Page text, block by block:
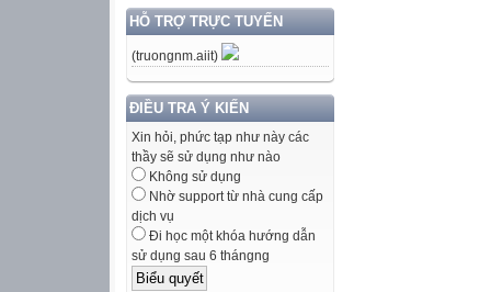
HỖ TRỢ TRỰC TUYẾN
(truongnm.aiit)
ĐIỀU TRA Ý KIẾN
Xin hỏi, phức tạp như này các
thầy sẽ sử dụng như nào
Không sử dụng
Nhờ support từ nhà cung cấp
dịch vụ
Đi học một khóa hướng dẫn
sử dụng sau 6 thángng